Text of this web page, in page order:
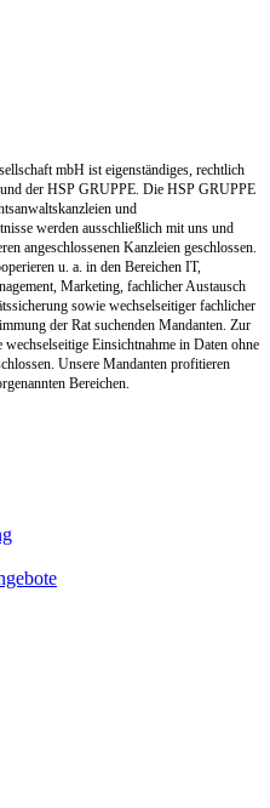
mbH ist eigenständiges, rechtlich
der HSP GRUPPE. Die HSP GRUPPE
und
werden ausschließlich mit uns und
angeschlossenen Kanzleien geschlossen.
u. a. in den Bereichen IT,
Marketing, fachlicher Austausch
sowie wechselseitiger fachlicher
der Rat suchenden Mandanten. Zur
Einsichtnahme in Daten ohne
Unsere Mandanten profitieren
Bereichen.